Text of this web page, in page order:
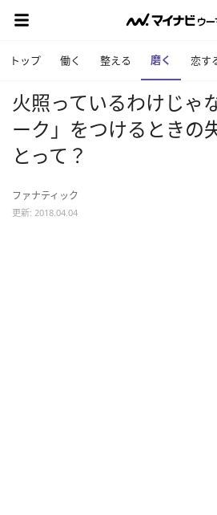
トップ 働く 整える 磨く 恋す
火照っているわけじ
ーク」をつけるときの
とって？
ファナティック
更新: 2018.04.04